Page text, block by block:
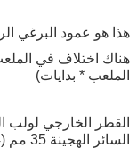
هذا هو عمود البرغي
هناك اختلاف في
الملعب * بدايات)
السائر الهجينة 35 مم (NEMA14) و 42 مم (NEMA17).